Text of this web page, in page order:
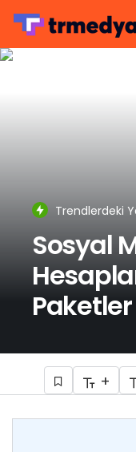
Trendlerdeki
Sosyal
Paketler
+